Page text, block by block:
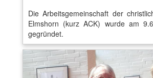
Die Arbeitsgemeinschaft der
Elmshorn (kurz ACK) wurde am
gegründet.